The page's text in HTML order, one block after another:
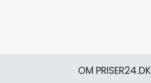
OM PRISER24.DK